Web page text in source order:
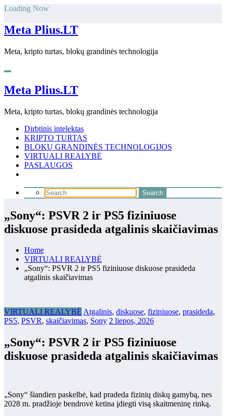
Skip
content
Loading Now
Meta Plius.LT
Meta, kripto turtas, blokų grandinės technologija
Meta Plius.LT
Meta, kripto turtas, blokų grandinės technologija
Dirbtinis intelektas
KRIPTO TURTAS
BLOKŲ GRANDINĖS TECHNOLOGIJOS
VIRTUALI REALYBĖ
PASLAUGOS
„Sony“: PSVR 2 ir PS5 fiziniuose
diskuose prasideda atgalinis skaičiavimas
Home
VIRTUALI REALYBĖ
„Sony“: PSVR 2 ir PS5 fiziniuose diskuose prasideda
atgalinis skaičiavimas
VIRTUALI REALYBĖ Atgalinis, diskuose, fiziniuose, prasideda,
PS5, PSVR, skaičiavimas, Sony 2 liepos, 2026
„Sony“: PSVR 2 ir PS5 fiziniuose
diskuose prasideda atgalinis skaičiavimas
„Sony“ šiandien paskelbė, kad pradeda fizinių diskų gamybą, nes
2028 m. pradžioje bendrovė ketina įdiegti visą skaitmeninę rinką.